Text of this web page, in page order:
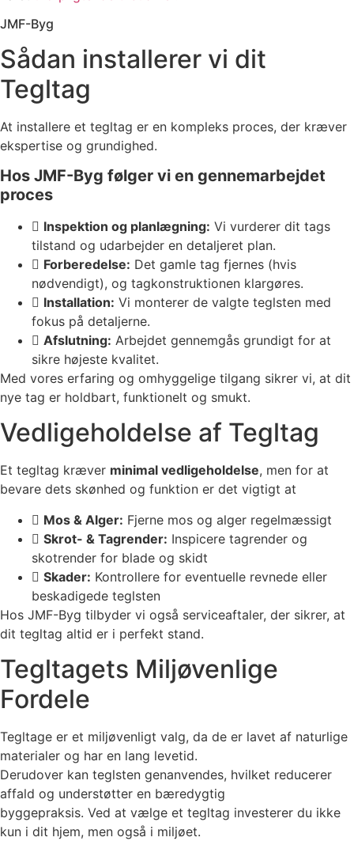
JMF-Byg
Sådan installerer vi dit
Tegltag
At installere et tegltag er en kompleks proces, der kræver
ekspertise og grundighed.
Hos JMF-Byg følger vi en gennemarbejdet
proces
Inspektion og planlægning: Vi vurderer dit tags
tilstand og udarbejder en detaljeret plan.
Forberedelse: Det gamle tag fjernes (hvis
nødvendigt), og tagkonstruktionen klargøres.
Installation: Vi monterer de valgte teglsten med
fokus på detaljerne.
Afslutning: Arbejdet gennemgås grundigt for at
sikre højeste kvalitet.
Med vores erfaring og omhyggelige tilgang sikrer vi, at dit
nye tag er holdbart, funktionelt og smukt.
Vedligeholdelse af Tegltag
Et tegltag kræver minimal vedligeholdelse, men for at
bevare dets skønhed og funktion er det vigtigt at
Mos & Alger: Fjerne mos og alger regelmæssigt
Skrot- & Tagrender: Inspicere tagrender og
skotrender for blade og skidt
Skader: Kontrollere for eventuelle revnede eller
beskadigede teglsten
Hos JMF-Byg tilbyder vi også serviceaftaler, der sikrer, at
dit tegltag altid er i perfekt stand.
Tegltagets Miljøvenlige
Fordele
Tegltage er et miljøvenligt valg, da de er lavet af naturlige
materialer og har en lang levetid.
Derudover kan teglsten genanvendes, hvilket reducerer
affald og understøtter en bæredygtig
byggepraksis. Ved at vælge et tegltag investerer du ikke
kun i dit hjem, men også i miljøet.